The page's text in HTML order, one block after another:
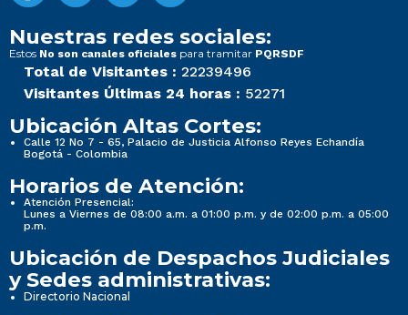
Nuestras redes sociales:
Estos No son canales oficiales para tramitar PQRSDF
Total de Visitantes : 22239496
Visitantes Últimas 24 horas : 52271
Ubicación Altas Cortes:
Calle 12 No 7 - 65, Palacio de Justicia Alfonso Reyes Echandía
Bogotá - Colombia
Horarios de Atención:
Atención Presencial:
Lunes a Viernes de 08:00 a.m. a 01:00 p.m. y de 02:00 p.m. a 05:00
p.m.
Ubicación de Despachos Judiciales
y Sedes administrativas:
Directorio Nacional